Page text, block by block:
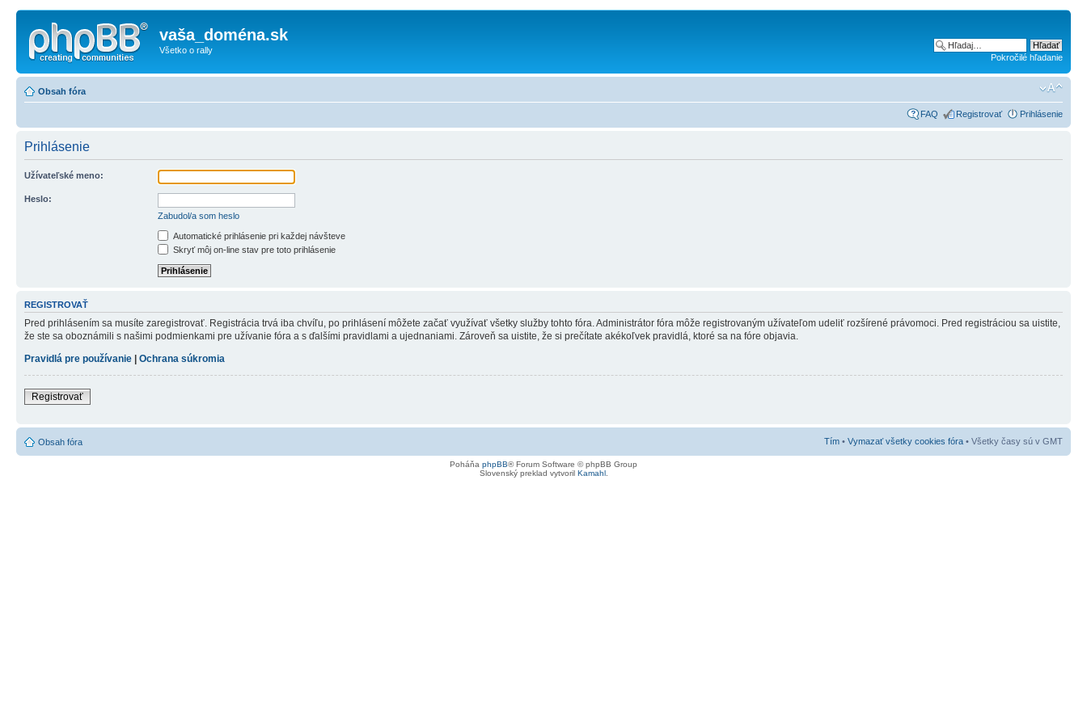
vaša_doména.sk
Všetko o rally
Pokročilé hľadanie
Obsah fóra
FAQ Registrovať Prihlásenie
Prihlásenie
Užívateľské meno:
Heslo:
Zabudol/a som heslo
Automatické prihlásenie pri každej návšteve
Skryť môj on-line stav pre toto prihlásenie
REGISTROVAŤ
Pred prihlásením sa musíte zaregistrovať. Registrácia trvá iba chvíľu, po prihlásení môžete začať využívať všetky služby tohto fóra. Administrátor fóra môže registrovaným užívateľom udeliť rozšírené právomoci. Pred registráciou sa uistite,
že ste sa oboznámili s našimi podmienkami pre užívanie fóra a s ďalšími pravidlami a ujednaniami. Zároveň sa uistite, že si prečítate akékoľvek pravidlá, ktoré sa na fóre objavia.
Pravidlá pre používanie
Ochrana súkromia
Registrovať
Obsah fóra Tím • Vymazať všetky cookies fóra • Všetky časy sú v GMT
Poháňa phpBB® Forum Software © phpBB Group
Slovenský preklad vytvoril Kamahl.